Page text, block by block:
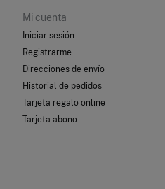
Mi cuenta
Iniciar sesión
Registrarme
Direcciones de envío
Historial de pedidos
Tarjeta regalo online
Tarjeta abono